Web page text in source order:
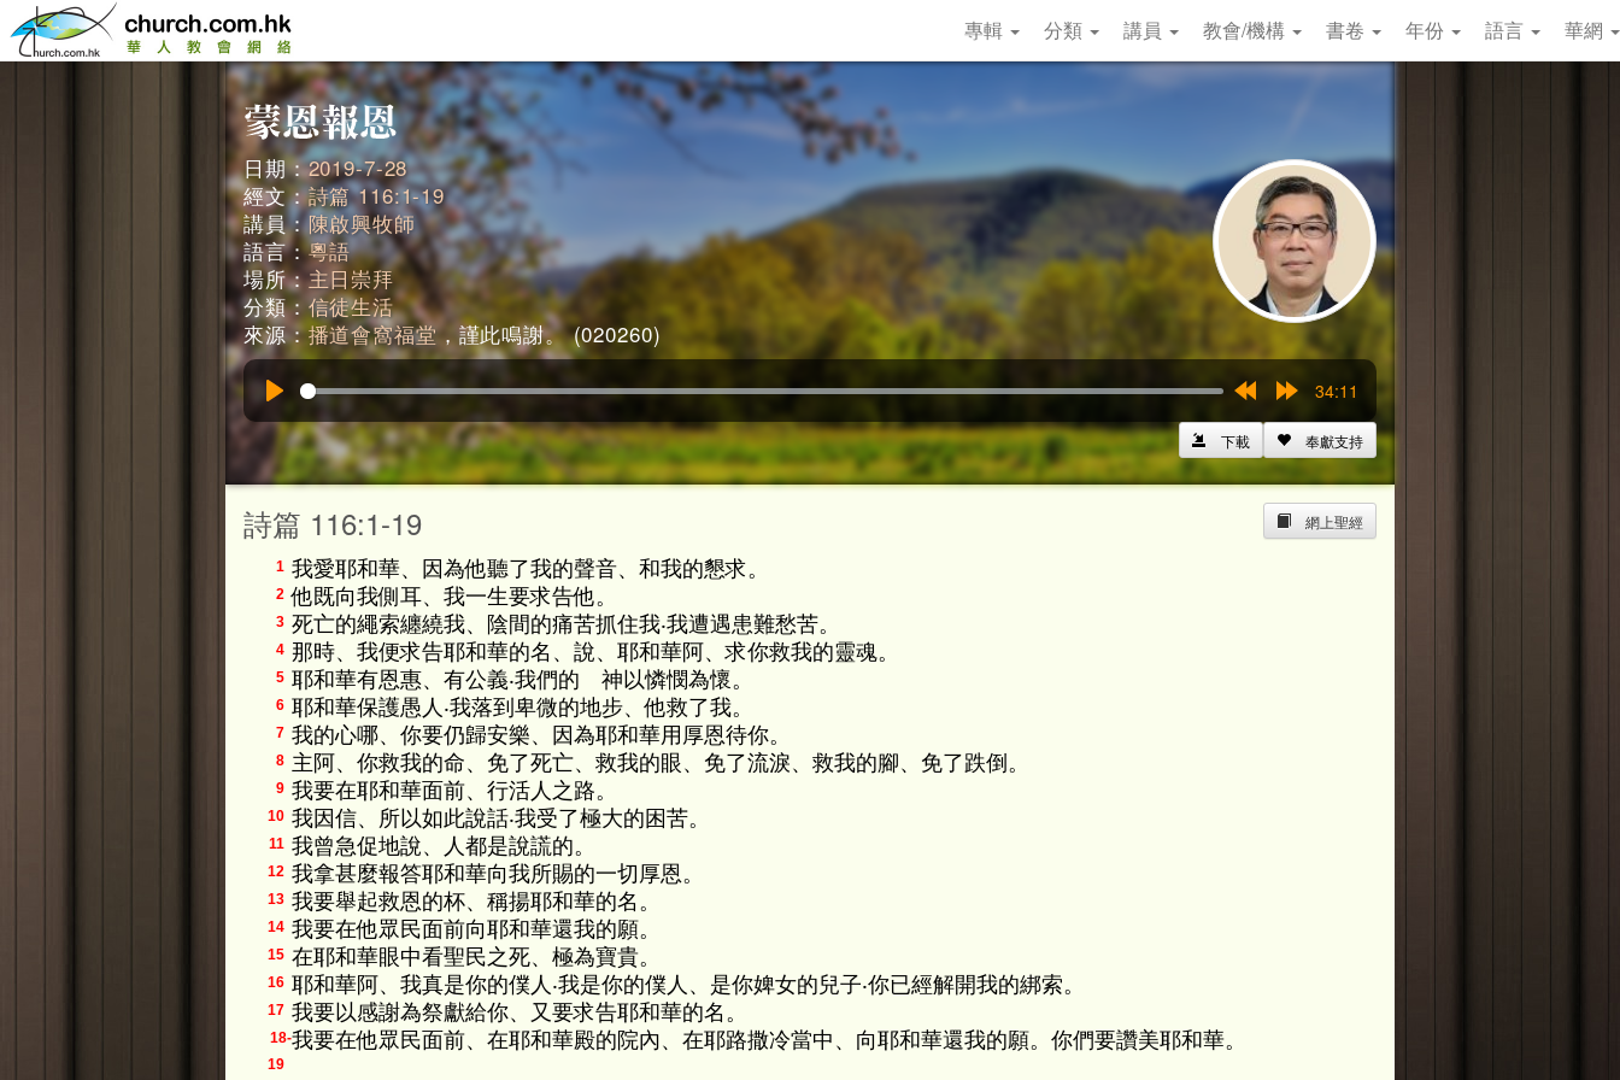
專輯 分類 講員 教會/機構 書卷 年份 語言 華網
日期：2019-7-28
經文：詩篇 116:1-19
講員：陳啟興牧師
語言：粵語
場所：主日崇拜
分類：信徒生活
來源：播道會窩福堂，謹此鳴謝。 (020260)
15s
15s
34:11
奉獻支持
下載
網上聖經
詩篇 116:1-19
1 我愛耶和華、因為他聽了我的聲音、和我的懇求。
2 他既向我側耳、我一生要求告他。
3 死亡的繩索纏繞我、陰間的痛苦抓住我‧我遭遇患難愁苦。
4 那時、我便求告耶和華的名、說、耶和華阿、求你救我的靈魂。
5 耶和華有恩惠、有公義‧我們的 神以憐憫為懷。
6 耶和華保護愚人‧我落到卑微的地步、他救了我。
7 我的心哪、你要仍歸安樂、因為耶和華用厚恩待你。
8 主阿、你救我的命、免了死亡、救我的眼、免了流淚、救我的腳、免了跌倒。
9 我要在耶和華面前、行活人之路。
10 我因信、所以如此說話‧我受了極大的困苦。
11 我曾急促地說、人都是說謊的。
12 我拿甚麼報答耶和華向我所賜的一切厚恩。
13 我要舉起救恩的杯、稱揚耶和華的名。
14 我要在他眾民面前向耶和華還我的願。
15 在耶和華眼中看聖民之死、極為寶貴。
16 耶和華阿、我真是你的僕人‧我是你的僕人、是你婢女的兒子‧你已經解開我的綁索。
17 我要以感謝為祭獻給你、又要求告耶和華的名。
18-
19
我要在他眾民面前、在耶和華殿的院內、在耶路撒冷當中、向耶和華還我的願。你們要讚美耶和華。